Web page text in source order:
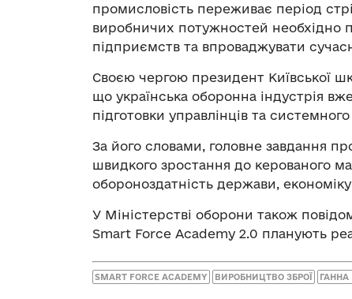
промисловість переживає період
виробничих потужностей необхідно
підприємств та впроваджувати
Своєю чергою президент Київської
що українська оборонна індустрія
підготовки управлінців та
За його словами, головне завдання
швидкого зростання до керованого
обороноздатність держави,
У Міністерстві оборони також
Smart Force Academy 2.0 планують
SMART FORCE ACADEMY ВИРОБНИЦТВО ЗБРОЇ ГАННА